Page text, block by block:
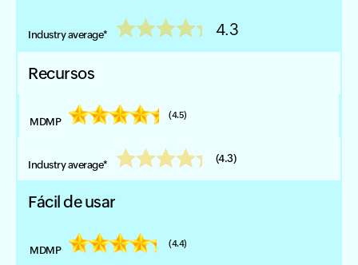
4.3
Recursos
(4.5)
(4.3)
Fácil de usar
(4.4)